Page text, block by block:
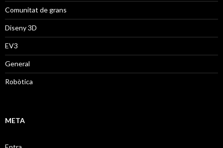
Comunitat de grans
Diseny 3D
EV3
General
Robòtica
META